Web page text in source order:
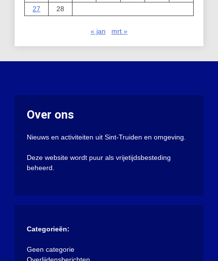
27
28
« jan mrt »
Over ons
Nieuws en activiteiten uit Sint-Truiden en omgeving.
Deze website wordt puur als vrijetijdsbesteding
beheerd.
Categorieën:
Geen categorie